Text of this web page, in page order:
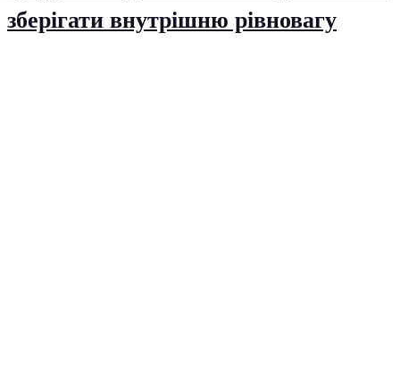
зберігати внутрішню рівновагу